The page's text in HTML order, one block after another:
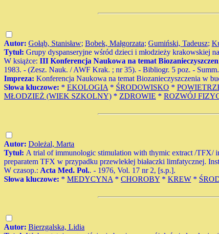
Autor: Gołąb, Stanisław; Bobek, Małgorzata; Gumiński, Tadeusz;
Tytuł: Grupy dyspanseryjne wśród dzieci i młodzieży krakowskiej
W książce: III Konferencja Naukowa na temat
1983. - (Zesz. Nauk. / AWF Krak. ; nr 35). - Bibliogr. 5 poz. -
Impreza: Konferencja Naukowa na temat Biozanieczyszczenia w
Słowa kluczowe: * EKOLOGIA * ŚRODOWISKO *
MŁODZIEŻ (WIEK SZKOLNY) * ZDROWIE * ROZWÓJ
Autor: Doleżal, Marta
Tytuł: A trial of immunologic stimulation with thymic extract /TFX/
preparatem TFX w przypadku przewlekłej białaczki limfatycznej.
W czasop.: Acta Med. Pol.. - 1976, Vol. 17 nr 2, [s.p.].
Słowa kluczowe: * MEDYCYNA * CHOROBY * KREW *
Autor: Bierzgalska, Lidia